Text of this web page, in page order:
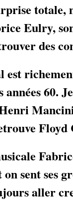
totale,
Eulry,
des
années 60.
sent ses
aller